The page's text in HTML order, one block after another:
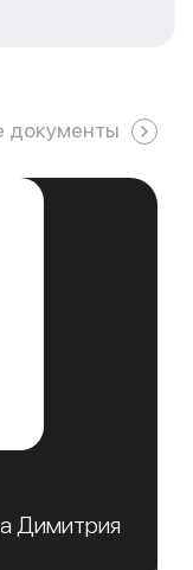
документы
Димитрия